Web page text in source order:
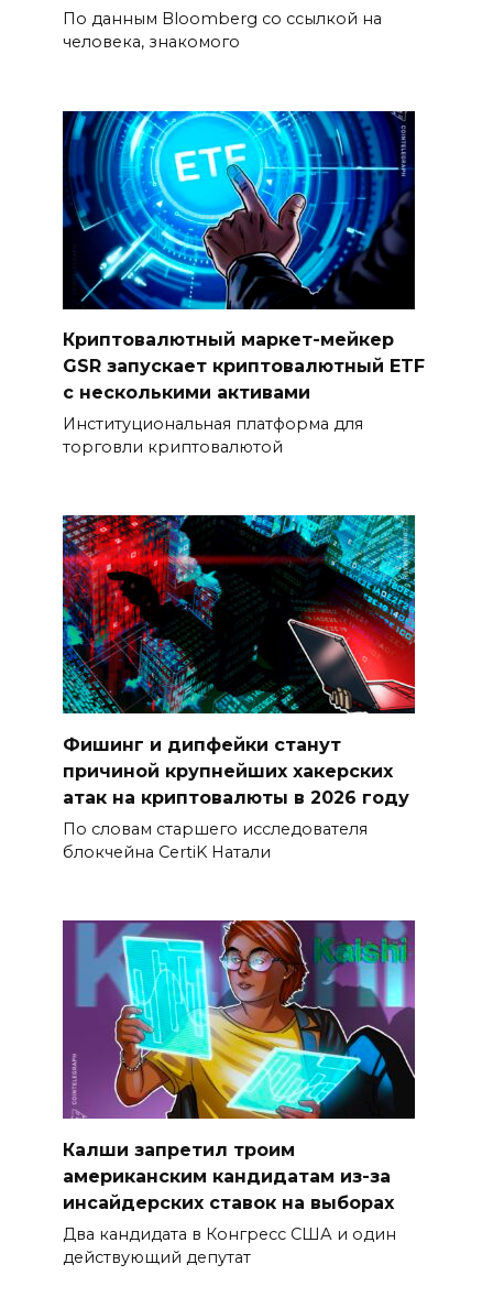
По данным Bloomberg со ссылкой на
человека, знакомого
Криптовалютный маркет-мейкер
GSR запускает криптовалютный ETF
с несколькими активами
Институциональная платформа для
торговли криптовалютой
Фишинг и дипфейки станут
причиной крупнейших хакерских
атак на криптовалюты в 2026 году
По словам старшего исследователя
блокчейна CertiK Натали
Калши запретил троим
американским кандидатам из-за
инсайдерских ставок на выборах
Два кандидата в Конгресс США и один
действующий депутат